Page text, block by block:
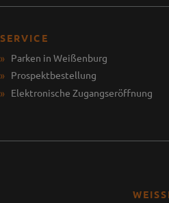
SERVICE
Parken in Weißenburg
Prospektbestellung
Elektronische Zugangseröffnung